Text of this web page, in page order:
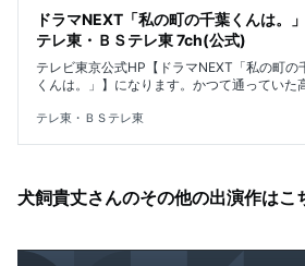
ドラマNEXT「私の町の千葉くんは。」 |
テレ東・ＢＳテレ東 7ch(公式)
テレビ東京公式HP【ドラマNEXT「私の町の
くんは。」】になります。かつて通っていた
転入生・悠人。なんと彼は、マチの高校時代
弟・悠人と、高校時代の憧れで初恋相 手の兄
一。そんなイケメン兄弟に振り回されるトラ
テレ東・ＢＳテレ東
犬飼貴丈さんのその他の出演作はこ